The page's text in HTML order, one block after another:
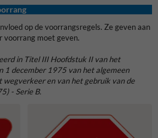
op de voorrangsregels. Ze geven aan
voorrang moet geven.
in Titel III Hoofdstuk II van het
1 december 1975 van het algemeen
en van het gebruik van de
- Serie B.